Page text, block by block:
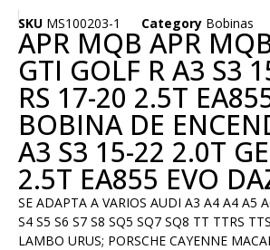
SKU MS100203-1 Category Bobinas
APR MQB APR
GTI GOLF R A3 S3
RS 17-20 2.5T
BOBINA DE
A3 S3 15-22 2.0T
2.5T EA855 EVO
SE ADAPTA A VARIOS AUDI A3 A4 A4 A5
S4 S5 S6 S7 S8 SQ5 SQ7 SQ8 TT TTRS
LAMBO URUS; PORSCHE CAYENNE